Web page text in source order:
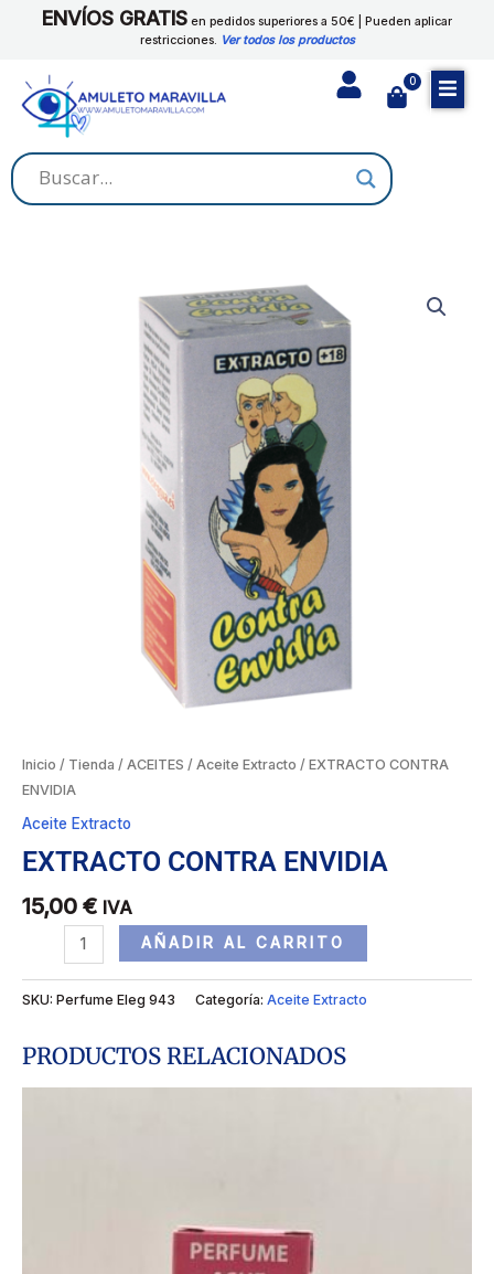
ENVÍOS GRATIS en pedidos superiores a 50€ | Pueden aplicar
restricciones. Ver todos los productos
0
Cart
Inicio / Tienda / ACEITES / Aceite Extracto / EXTRACTO CONTRA
ENVIDIA
Aceite Extracto
EXTRACTO CONTRA ENVIDIA
15,00 € IVA
AÑADIR AL CARRITO
SKU: Perfume Eleg 943 Categoría: Aceite Extracto
PRODUCTOS RELACIONADOS
cantidad